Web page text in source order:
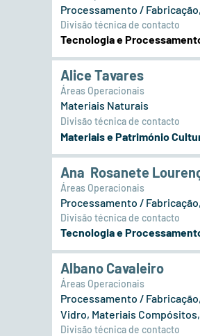
Processamento /
Divisão técnica de contacto
Tecnologia e
Alice Tavares
Áreas Operacionais
Materiais Naturais
Divisão técnica de contacto
Materiais e Património
Ana Rosanete
Áreas Operacionais
Processamento /
Divisão técnica de contacto
Tecnologia e
Albano Cavaleiro
Áreas Operacionais
Processamento /
Vidro, Materiais
Divisão técnica de contacto